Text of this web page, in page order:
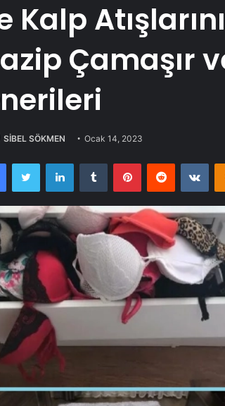
Kalp
Çamaşır
SİBEL SÖKMEN Ocak 14, 2023
FacebookTwitter LinkedInTumblr PinterestReddit